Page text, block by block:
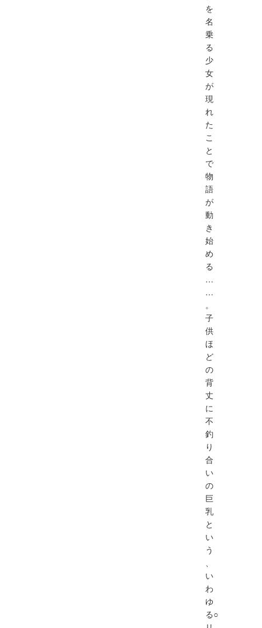
を
名
乗
る
少
⼥
が
現
れ
た
こ
と
で
物
語
が
動
き
始
め
る
…
…
。
⼦
供
ほ
ど
の
背
丈
に
不
釣
り
合
い
の
巨
乳
と
い
う
、
い
わ
ゆ
る○